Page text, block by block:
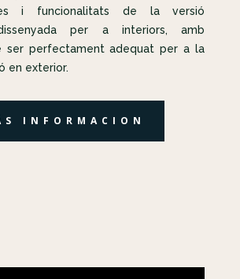
i funcionalitats de la versió
per a interiors, amb
ser perfectament adequat per a la
en exterior.
INFORMACION